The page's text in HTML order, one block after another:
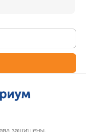
защищены.